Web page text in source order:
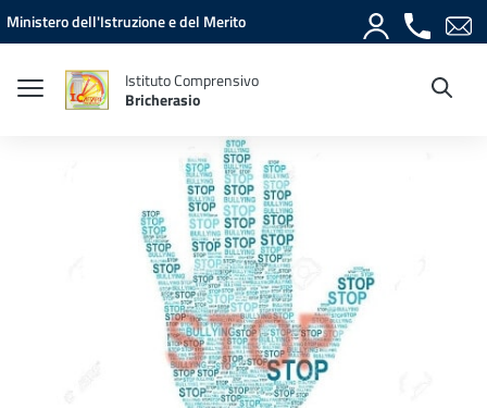
Vai ai contenuti
Vai al menu di navigazione
Vai al footer
Ministero dell'Istruzione e del Merito
Istituto Comprensivo
Bricherasio